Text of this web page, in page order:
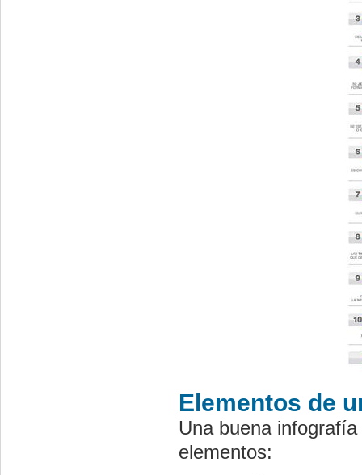
Elementos de
Una buena
elementos: